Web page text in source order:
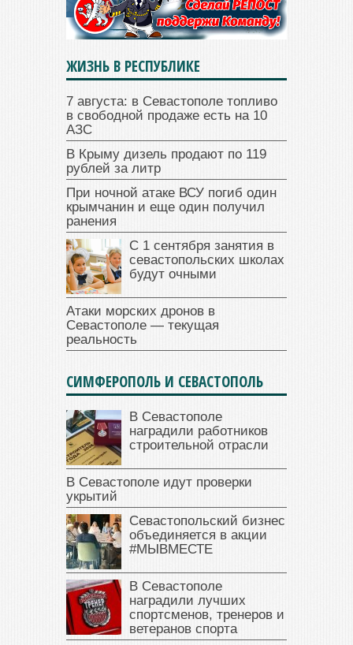
ЖИЗНЬ В РЕСПУБЛИКЕ
7 августа: в Севастополе топливо
в свободной продаже есть на 10
АЗС
В Крыму дизель продают по 119
рублей за литр
При ночной атаке ВСУ погиб один
крымчанин и еще один получил
ранения
С 1 сентября занятия в
севастопольских школах
будут очными
Атаки морских дронов в
Севастополе — текущая
реальность
СИМФЕРОПОЛЬ И СЕВАСТОПОЛЬ
В Севастополе
наградили работников
строительной отрасли
В Севастополе идут проверки
укрытий
Севастопольский бизнес
объединяется в акции
#МЫВМЕСТЕ
В Севастополе
наградили лучших
спортсменов, тренеров и
ветеранов спорта